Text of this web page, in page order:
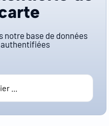
notre base de données